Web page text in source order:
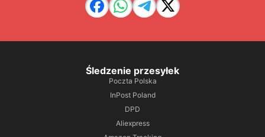
Śledzenie przesyłek
Poczta Polska
InPost Poland
DPD
Aliexpress